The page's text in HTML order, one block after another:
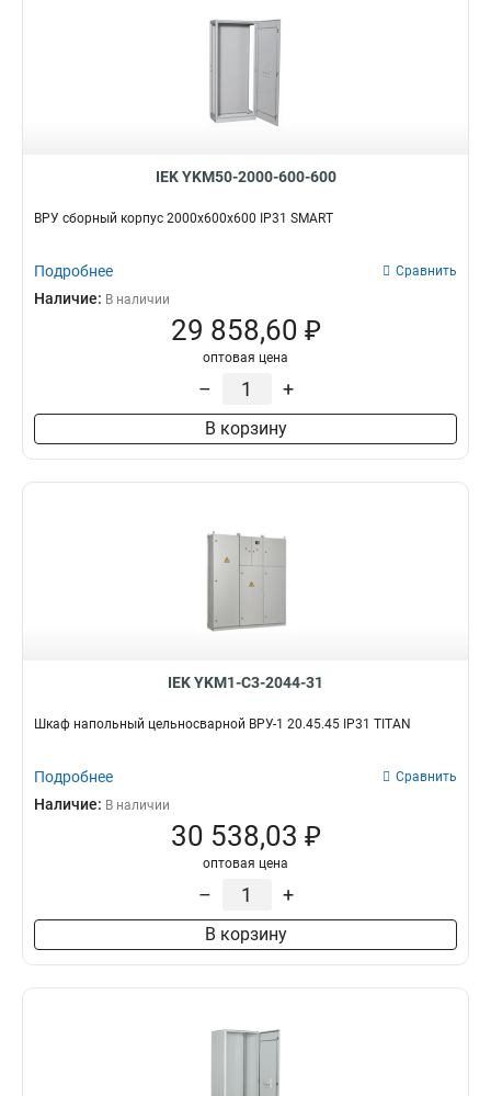
IEK YKM50-2000-600-600
ВРУ сборный корпус 2000х600х600 IP31 SMART
Подробнее Сравнить
Наличие: В наличии
29 858,60 ₽
оптовая цена
– +
В корзину
IEK YKM1-C3-2044-31
Шкаф напольный цельносварной ВРУ-1 20.45.45 IP31 TITAN
Подробнее Сравнить
Наличие: В наличии
30 538,03 ₽
оптовая цена
– +
В корзину